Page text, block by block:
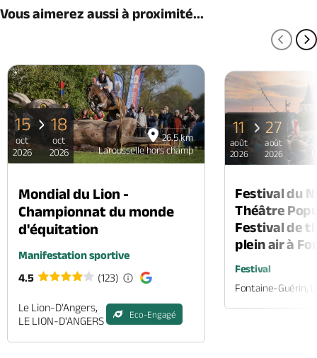
Vous aimerez aussi à proximité...
26.5 km
Larousselle hors champ
15
oct
2026
18
oct
2026
Mondial du Lion -
Championnat du monde
d'équitation
Manifestation sportive
4.5
(123)
Le Lion-D'Angers,
LE LION-D'ANGERS
Eco-Engagé
11
août
2026
27
août
2026
Festival du
Théâtre
Festival de
plein air à
Festival
Fontaine-Guérin,